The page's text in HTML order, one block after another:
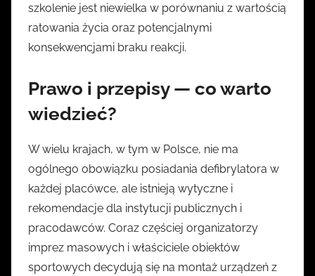
szkolenie jest niewielka w porównaniu z wartością
ratowania życia oraz potencjalnymi
konsekwencjami braku reakcji.
Prawo i przepisy — co warto
wiedzieć?
W wielu krajach, w tym w Polsce, nie ma
ogólnego obowiązku posiadania defibrylatora w
każdej placówce, ale istnieją wytyczne i
rekomendacje dla instytucji publicznych i
pracodawców. Coraz częściej organizatorzy
imprez masowych i właściciele obiektów
sportowych decydują się na montaż urządzeń z